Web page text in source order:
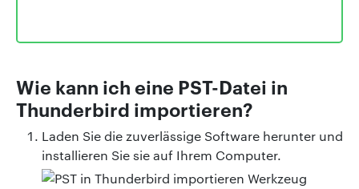
Wie kann ich eine PST-Datei in
Thunderbird importieren?
Laden Sie die zuverlässige Software herunter und
installieren Sie sie auf Ihrem Computer.